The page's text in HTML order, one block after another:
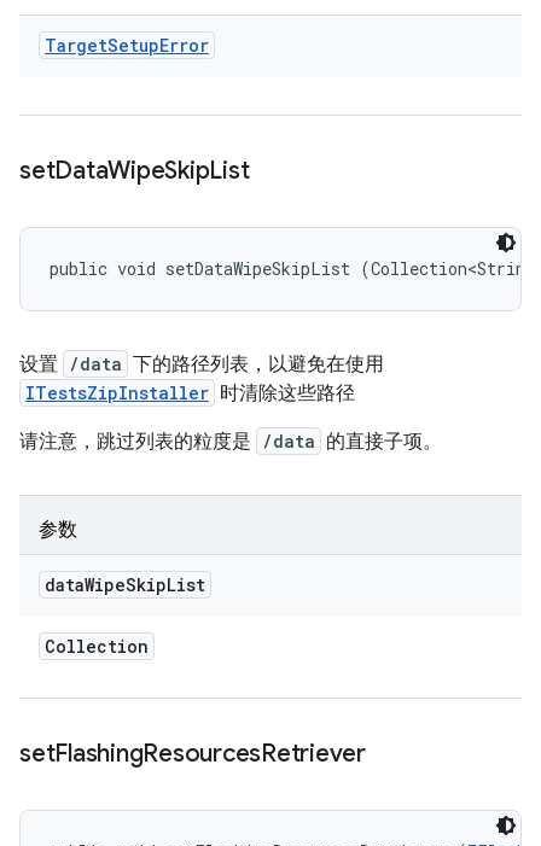
TargetSetupError
setDataWipeSkipList
public void setDataWipeSkipList
设置 /data 下的路径列表，以避免在使用
ITestsZipInstaller 时清除这些路径
请注意，跳过列表的粒度是
/data 的直接子项。
参数
dataWipeSkipList
Collection
setFlashingResourcesRetriever